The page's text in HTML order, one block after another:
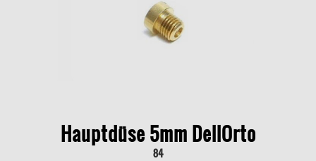
Hauptdüse 5mm DellOrto
84